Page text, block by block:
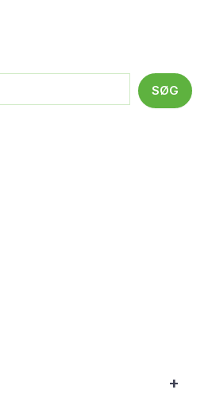
SØG
+